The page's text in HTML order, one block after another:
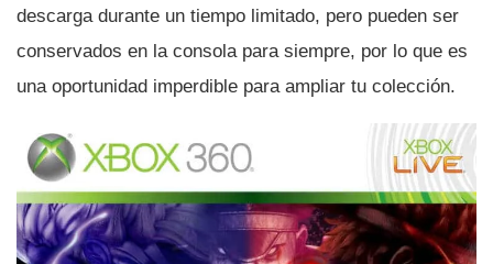
descarga durante un tiempo limitado, pero pueden ser
conservados en la consola para siempre, por lo que es
una oportunidad imperdible para ampliar tu colección.